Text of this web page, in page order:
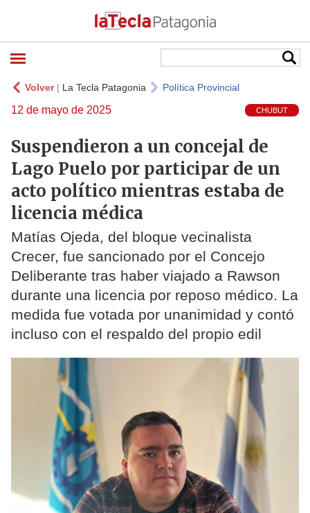
Volver| La Tecla Patagonia Política Provincial
12 de mayo de 2025 CHUBUT
Suspendieron a un concejal de
Lago Puelo por participar de un
acto político mientras estaba de
licencia médica
Matías Ojeda, del bloque vecinalista
Crecer, fue sancionado por el Concejo
Deliberante tras haber viajado a Rawson
durante una licencia por reposo médico. La
medida fue votada por unanimidad y contó
incluso con el respaldo del propio edil